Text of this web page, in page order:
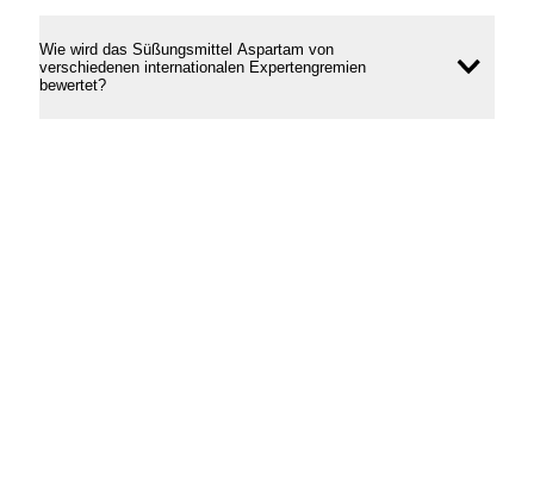
Wie wird das Süßungsmittel Aspartam von
verschiedenen internationalen Expertengremien
bewertet?